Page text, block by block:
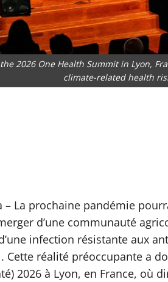
2026 One Health Summit in Lyon,
climate-related health
– La prochaine pandémie
d’une communauté
infection résistante aux
Cette réalité préoccupante a
2026 à Lyon, en France,